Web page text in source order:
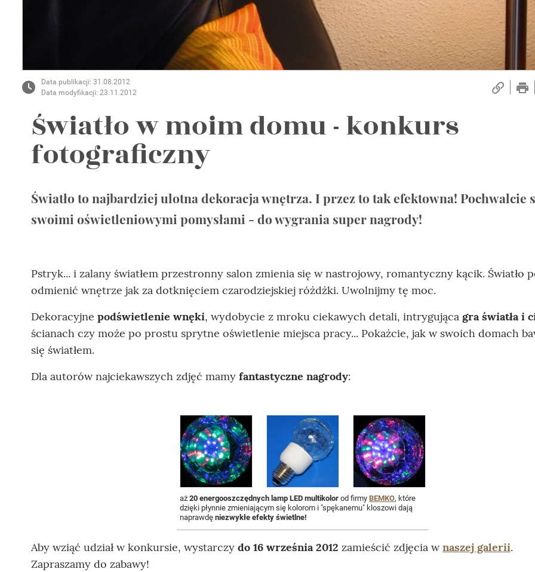
Wellnes
Data publikacji: 31.08.2012
Data modyfikacji: 23.11.2012
Światło w moim domu - konkurs
fotograficzny
Światło to najbardziej ulotna dekoracja wnętrza. I przez to tak efektowna! Pochwalcie
swoimi oświetleniowymi pomysłami - do wygrania super nagrody!
Pstryk... i zalany światłem przestronny salon zmienia się w nastrojowy, romantyczny kącik. Światło
odmienić wnętrze jak za dotknięciem czarodziejskiej różdżki. Uwolnijmy tę moc.
Dekoracyjne podświetlenie wnęki, wydobycie z mroku ciekawych detali, intrygująca gra światła i
ścianach czy może po prostu sprytne oświetlenie miejsca pracy... Pokażcie, jak w swoich domach
się światłem.
Dla autorów najciekawszych zdjęć mamy fantastyczne nagrody:
aż 20 energooszczędnych lamp LED multikolor od firmy BEMKO, które
dzięki płynnie zmieniającym się kolorom i "spękanemu" kloszowi dają
naprawdę niezwykłe efekty świetlne!
Aby wziąć udział w konkursie, wystarczy do 16 września 2012 zamieścić zdjęcia wnaszej galerii.
Zapraszamy do zabawy!